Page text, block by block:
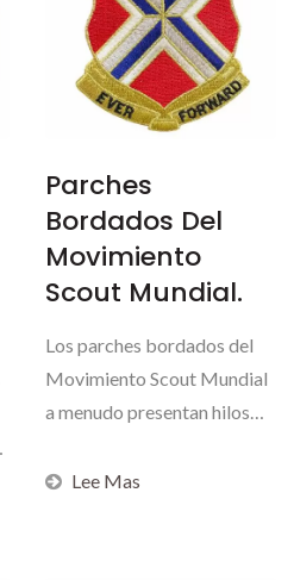
Parches
Bordados Del
Movimiento
Scout Mundial.
Los parches bordados del
Movimiento Scout Mundial
a menudo presentan hilos
Lee Mas